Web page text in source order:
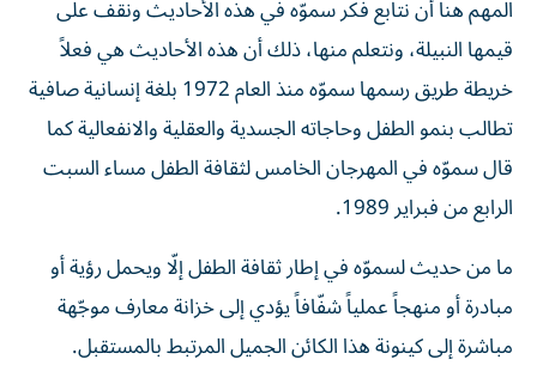
المهم هنا أن نتابع فكر سموّه في هذه الأحاديث ونقف على
قيمها النبيلة، ونتعلم منها، ذلك أن هذه الأحاديث هي فعلاً
خريطة طريق رسمها سموّه منذ العام 1972 بلغة إنسانية صافية
تطالب بنمو الطفل وحاجاته الجسدية والعقلية والانفعالية كما
قال سموّه في المهرجان الخامس لثقافة الطفل مساء السبت
الرابع من فبراير 1989.
ما من حديث لسموّه في إطار ثقافة الطفل إلّا ويحمل رؤية أو
مبادرة أو منهجاً عملياً شفّافاً يؤدي إلى خزانة معارف موجّهة
مباشرة إلى كينونة هذا الكائن الجميل المرتبط بالمستقبل.